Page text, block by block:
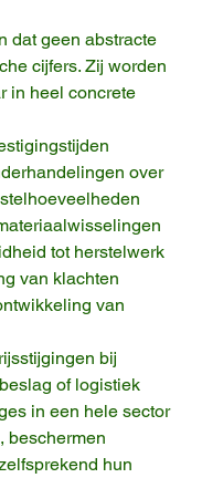
dat geen abstracte
cijfers. Zij worden
in heel concrete
over
tot herstelwerk
van klachten
van
bij
of logistiek
in een hele sector
beschermen
hun